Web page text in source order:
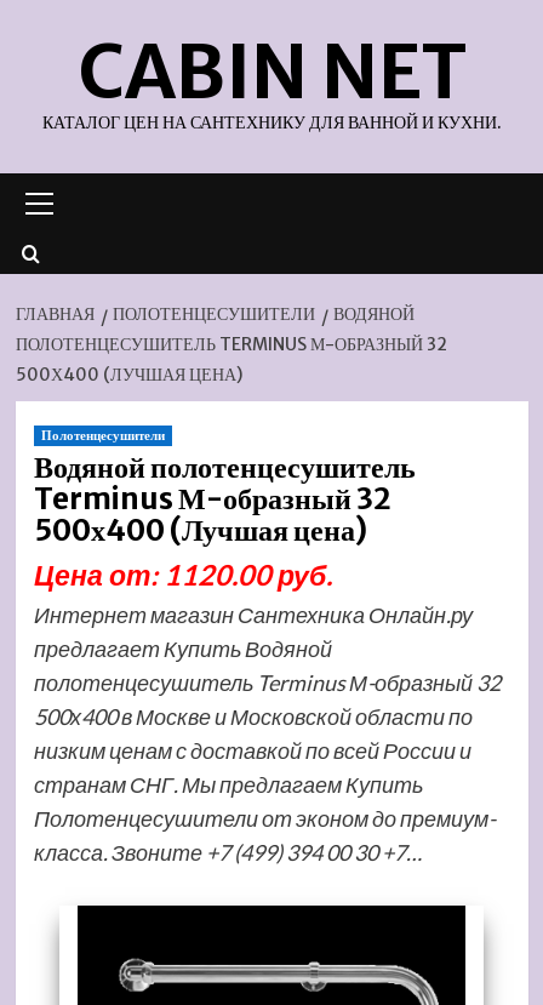
содержимомуCABIN NET
КАТАЛОГ ЦЕН НА САНТЕХНИКУ ДЛЯ ВАННОЙ И КУХНИ.
меню
ГЛАВНАЯ ПОЛОТЕНЦЕСУШИТЕЛИ
ВОДЯНОЙ
ПОЛОТЕНЦЕСУШИТЕЛЬ TERMINUS М-ОБРАЗНЫЙ 32
500Х400 (ЛУЧШАЯ ЦЕНА)
Полотенцесушители
Водяной полотенцесушитель
Terminus М-образный 32
500х400 (Лучшая цена)
Цена от: 1120.00 руб.
Интернет магазин Сантехника Онлайн.ру
предлагает Купить Водяной
полотенцесушитель Terminus М-образный 32
500х400 в Москве и Московской области по
низким ценам с доставкой по всей России и
странам СНГ. Мы предлагаем Купить
Полотенцесушители от эконом до премиум-
класса. Звоните +7 (499) 394 00 30 +7…